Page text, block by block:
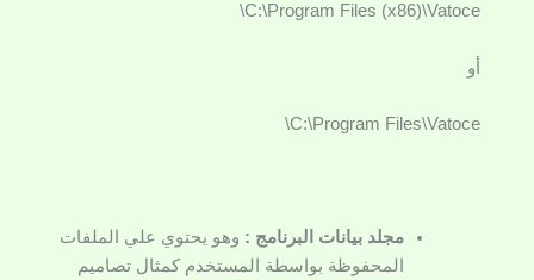
C:\Program Files (x86)\Vatoce\
أو
C:\Program Files\Vatoce\
مجلد بيانات البرنامج : وهو يحتوي علي الملفات
المحفوظة بواسطة المستخدم كمثال تصاميم